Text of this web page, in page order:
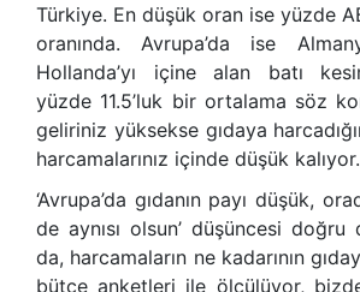
Türkiye. En düşük oran ise yüzde
oranında. Avrupa’da ise
Hollanda’yı içine alan batı
yüzde 11.5’luk bir ortalama söz
geliriniz yüksekse gıdaya
harcamalarınız içinde düşük kalıyor.
‘Avrupa’da gıdanın payı düşük,
de aynısı olsun’ düşüncesi doğru
da, harcamaların ne kadarının
bütçe anketleri ile ölçülüyor,